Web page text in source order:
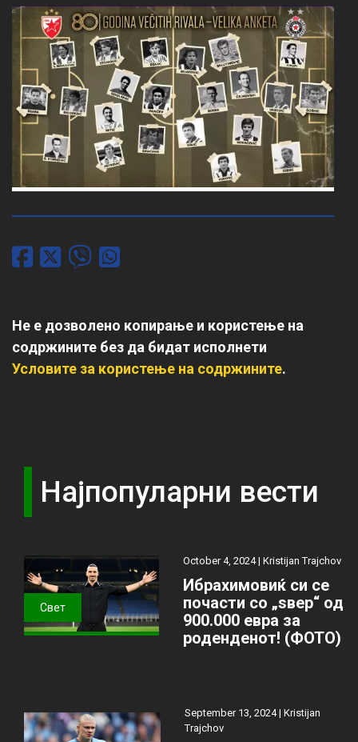
Не е дозволено копирање и користење на
содржините без да бидат исполнети
Условите за користење на содржините.
Најпопуларни вести
Свет
October 4, 2024 |Kristijan Trajchov
Ибрахимовиќ си се
почасти со „ѕвер“ од
900.000 евра за
роденденот! (ФОТО)
September 13, 2024 | Kristijan
Trajchov